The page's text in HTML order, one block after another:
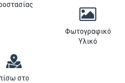
Φωτογραφικό
Υλικό
στο